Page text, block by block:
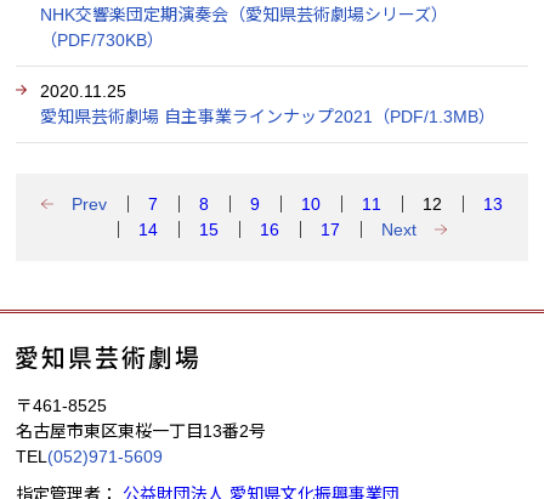
NHK交響楽団定期演奏会（愛知県芸術劇場シリーズ）
（PDF/730KB）
2020.11.25
愛知県芸術劇場 自主事業ラインナップ2021（PDF/1.3MB）
Prev 7 8 9 10 11 12
13
14
15 16 17 Next
〒461-8525
名古屋市東区東桜一丁目13番2号
TEL (052)971-5609
指定管理者： 公益財団法人 愛知県文化振興事業団